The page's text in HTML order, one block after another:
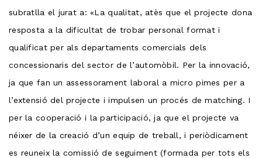
subratlla el jurat a: «La qualitat, atès que el projecte dona
resposta a la dificultat de trobar personal format i
qualificat per als departaments comercials dels
concessionaris del sector de l’automòbil. Per la innovació,
ja que fan un assessorament laboral a micro pimes per a
l’extensió del projecte i impulsen un procés de matching. I
per la cooperació i la participació, ja que el projecte va
néixer de la creació d’un equip de treball, i periòdicament
es reuneix la comissió de seguiment (formada per tots els